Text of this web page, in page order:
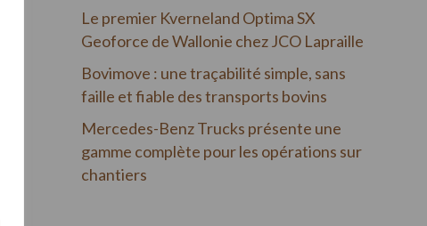
Le premier Kverneland Optima SX
Geoforce de Wallonie chez JCO Lapraille
Bovimove : une traçabilité simple, sans
faille et fiable des transports bovins
Mercedes-Benz Trucks présente une
gamme complète pour les opérations sur
chantiers